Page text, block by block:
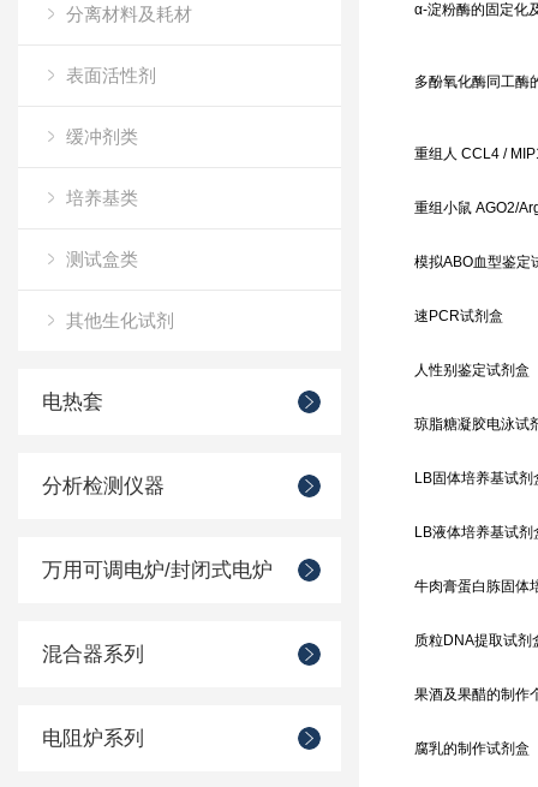
分离材料及耗材
表面活性剂
缓冲剂类
培养基类
测试盒类
其他生化试剂
电热套
分析检测仪器
万用可调电炉/封闭式电炉
混合器系列
电阻炉系列
α-淀粉酶的固定化
多酚氧化酶同工酶
重组人 CCL4 /
重组小鼠 AGO2/
模拟ABO血型鉴定
速PCR试剂盒
人性别鉴定试剂盒
琼脂糖凝胶电泳试
LB固体培养基试剂
LB液体培养基试剂
牛肉膏蛋白胨固体
质粒DNA提取试剂
果酒及果醋的制作
腐乳的制作试剂盒